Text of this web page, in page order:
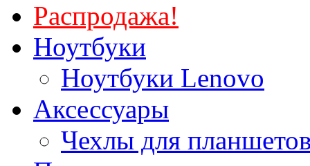
Распродажа!
Ноутбуки
Ноутбуки Lenovo
Аксессуары
Чехлы для